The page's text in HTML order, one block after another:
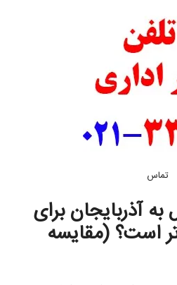
تماس
آذربایجان برای
است؟ (مقایسه